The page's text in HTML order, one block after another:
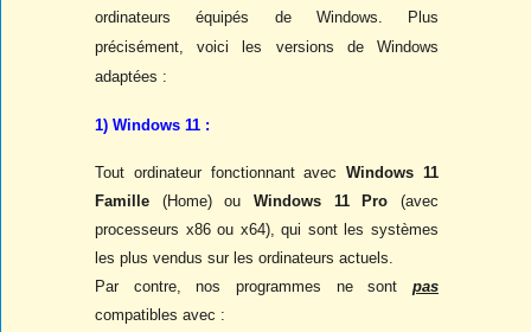
ordinateurs équipés de Windows. Plus
précisément, voici les versions de Windows
adaptées :
1) Windows 11 :
Tout ordinateur fonctionnant avecWindows 11
Famille (Home) ou Windows 11 Pro (avec
processeurs x86 ou x64), qui sont les systèmes
les plus vendus sur les ordinateurs actuels.
Par contre, nos programmes ne sont pas
compatibles avec :